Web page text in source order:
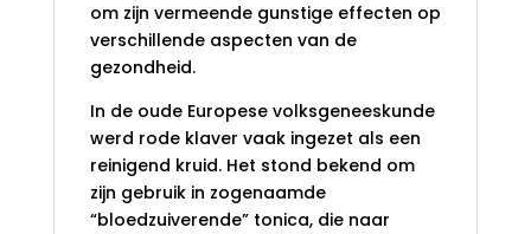
om zijn vermeende gunstige effecten op
verschillende aspecten van de
gezondheid.
In de oude Europese volksgeneeskunde
werd rode klaver vaak ingezet als een
reinigend kruid. Het stond bekend om
zijn gebruik in zogenaamde
“bloedzuiverende” tonica, die naar